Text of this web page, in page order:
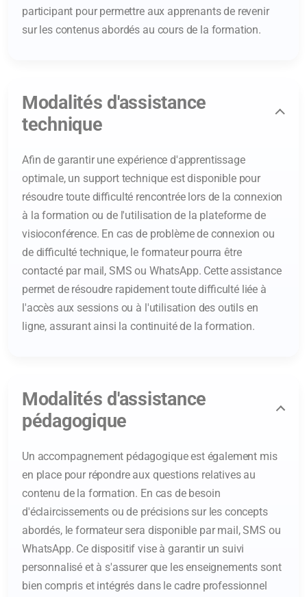
participant pour permettre aux apprenants de revenir
sur les contenus abordés au cours de la formation.
Modalités d'assistance
technique
Afin de garantir une expérience d'apprentissage
optimale, un support technique est disponible pour
résoudre toute difficulté rencontrée lors de la connexion
à la formation ou de l'utilisation de la plateforme de
visioconférence. En cas de problème de connexion ou
de difficulté technique, le formateur pourra être
contacté par mail, SMS ou WhatsApp. Cette assistance
permet de résoudre rapidement toute difficulté liée à
l'accès aux sessions ou à l'utilisation des outils en
ligne, assurant ainsi la continuité de la formation.
Modalités d'assistance
pédagogique
Un accompagnement pédagogique est également mis
en place pour répondre aux questions relatives au
contenu de la formation. En cas de besoin
d'éclaircissements ou de précisions sur les concepts
abordés, le formateur sera disponible par mail, SMS ou
WhatsApp. Ce dispositif vise à garantir un suivi
personnalisé et à s'assurer que les enseignements sont
bien compris et intégrés dans le cadre professionnel